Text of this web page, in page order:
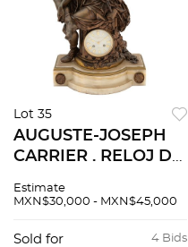
Lot 35
AUGUSTE-JOSEPH
CARRIER . RELOJ DE
FRANCIA, S. XIX En
de alabastro .
Estimate
MXN$30,000 - MXN$45,000
4 Bids
Sold for